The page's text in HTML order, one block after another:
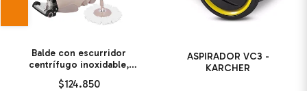
Balde con escurridor
centrífugo inoxidable,
ruedas y manija
$124.850
ASPIRADOR VC3 -
KARCHER